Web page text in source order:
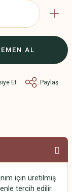
AL
Et Paylaş
için üretilmiş
tercih edilir.